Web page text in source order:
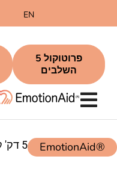
EN
פרוטוקול 5
השלבים
®EmotionAid 5 דק' קריאה